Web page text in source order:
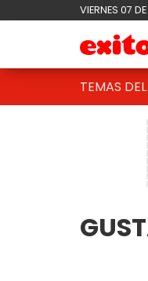
VIERNES 07
TEMAS